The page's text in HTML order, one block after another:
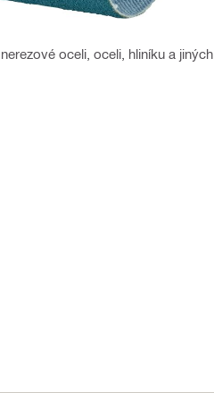
oceli, oceli, hliníku a jiných